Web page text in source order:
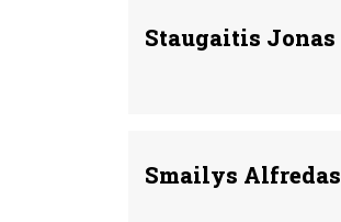
Staugaitis Jonas
Smailys Alfredas